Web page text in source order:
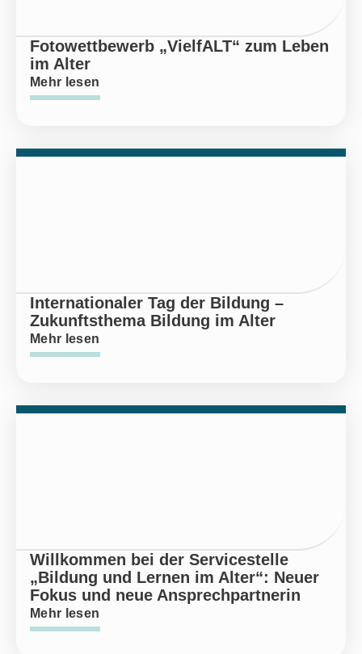
Fotowettbewerb „VielfALT“ zum Leben
im Alter
Mehr lesen
Internationaler Tag der Bildung –
Zukunftsthema Bildung im Alter
Mehr lesen
Willkommen bei der Servicestelle
„Bildung und Lernen im Alter“: Neuer
Fokus und neue Ansprechpartnerin
Mehr lesen